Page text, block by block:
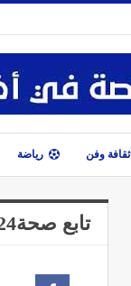
ثقافة وفن رياضة
تابع صحة24 على: